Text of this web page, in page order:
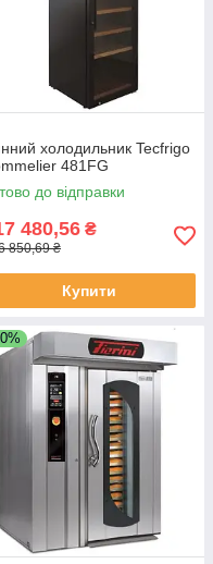
холодильник Tecfrigo
481FG
до відправки
480,56 ₴
850,69 ₴
Купити